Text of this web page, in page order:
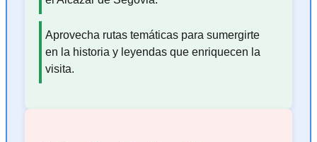
Aprovecha rutas temáticas para sumergirte
en la historia y leyendas que enriquecen la
visita.